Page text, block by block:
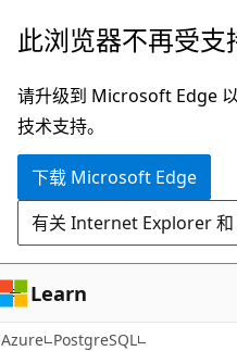
跳
主
要
内
此浏览器不再受支
请升级到 Microsoft Edge
技术支持。
下载 Microsoft Edge
有关 Internet Explorer
Learn
Azure PostgreSQL